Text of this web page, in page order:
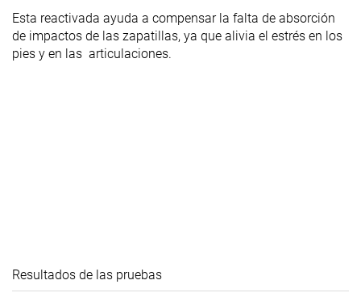
Esta reactivada ayuda a compensar la falta de absorción
de impactos de las zapatillas, ya que alivia el estrés en los
pies y en las articulaciones.
Resultados de las pruebas